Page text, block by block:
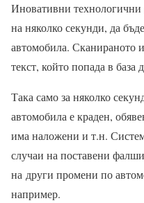
Иновативни технологични
на няколко секунди, да
автомобила. Сканираното
текст, който попада в база
Така само за няколко
автомобила е краден,
има наложени и т.н.
случаи на поставени
на други промени по
например.